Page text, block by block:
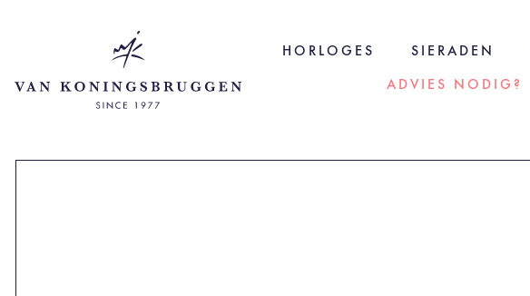
HORLOGES SIERADEN
ADVIES NODIG?